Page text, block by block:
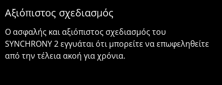
Αξιόπιστος σχεδιασμός
Ο ασφαλής και αξιόπιστος σχεδιασμός του
SYNCHRONY 2 εγγυάται ότι μπορείτε να επωφεληθείτε
από την τέλεια ακοή για χρόνια.